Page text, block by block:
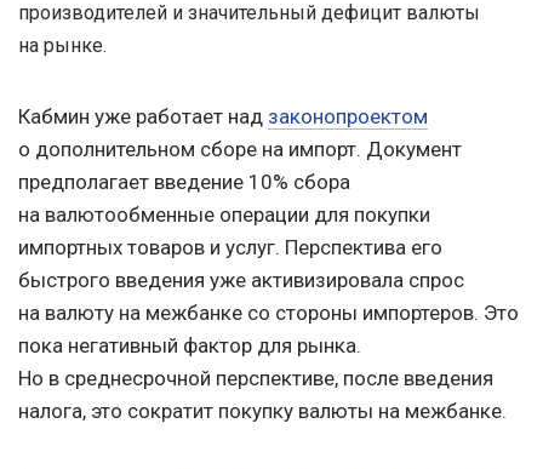
производителей и значительный дефицит валюты
на рынке.
Кабмин уже работает над законопроектом
о дополнительном сборе на импорт. Документ
предполагает введение 10% сбора
на валютообменные операции для покупки
импортных товаров и услуг. Перспектива его
быстрого введения уже активизировала спрос
на валюту на межбанке со стороны импортеров. Это
пока негативный фактор для рынка.
Но в среднесрочной перспективе, после введения
налога, это сократит покупку валюты на межбанке.